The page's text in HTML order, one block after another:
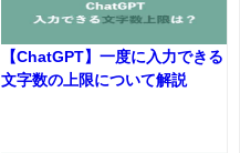
【ChatGPT】一度に入力できる
文字数の上限について解説